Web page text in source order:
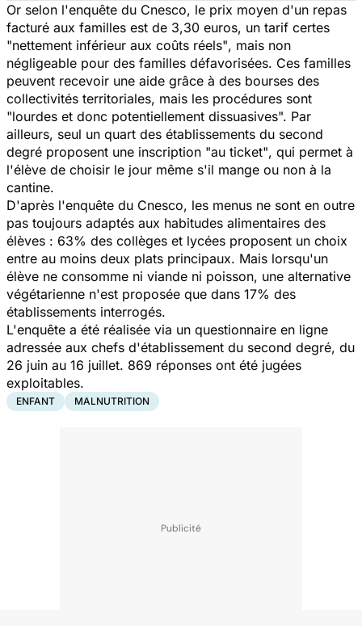
Or selon l'enquête du Cnesco, le prix moyen d'un repas
facturé aux familles est de 3,30 euros, un tarif certes
"nettement inférieur aux coûts réels", mais non
négligeable pour des familles défavorisées. Ces familles
peuvent recevoir une aide grâce à des bourses des
collectivités territoriales, mais les procédures sont
"lourdes et donc potentiellement dissuasives". Par
ailleurs, seul un quart des établissements du second
degré proposent une inscription "au ticket", qui permet à
l'élève de choisir le jour même s'il mange ou non à la
cantine.
D'après l'enquête du Cnesco, les menus ne sont en outre
pas toujours adaptés aux habitudes alimentaires des
élèves : 63% des collèges et lycées proposent un choix
entre au moins deux plats principaux. Mais lorsqu'un
élève ne consomme ni viande ni poisson, une alternative
végétarienne n'est proposée que dans 17% des
établissements interrogés.
L'enquête a été réalisée via un questionnaire en ligne
adressée aux chefs d'établissement du second degré, du
26 juin au 16 juillet. 869 réponses ont été jugées
exploitables.
ENFANT MALNUTRITION